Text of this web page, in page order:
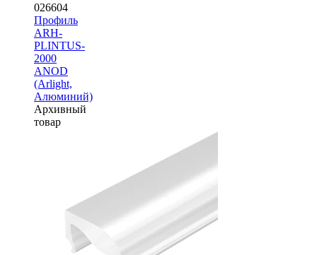
026604
Профиль
ARH-
PLINTUS-
2000
ANOD
(Arlight,
Алюминий)
Архивный
товар